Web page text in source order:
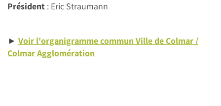
Président : Eric Straumann
► Voir l'organigramme commun Ville de Colmar /
Colmar Agglomération